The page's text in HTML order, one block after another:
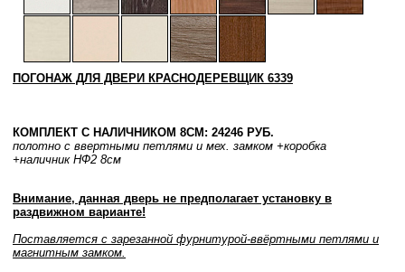
ПОГОНАЖ ДЛЯ ДВЕРИ КРАСНОДЕРЕВЩИК 6339
КОМПЛЕКТ С НАЛИЧНИКОМ 8СМ: 24246 РУБ.
полотно с ввертными петлями и мех. замком +коробка
+наличник НФ2 8см
Внимание, данная дверь не предполагает установку в
раздвижном варианте!
Поставляется с зарезанной фурнитурой-ввёртными петлями и
магнитным замком.